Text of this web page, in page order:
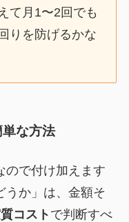
て月1〜2回でも
りを防げるかな
単な方法
ので付け加えます
うか」は、金額そ
コスト で判断すべ